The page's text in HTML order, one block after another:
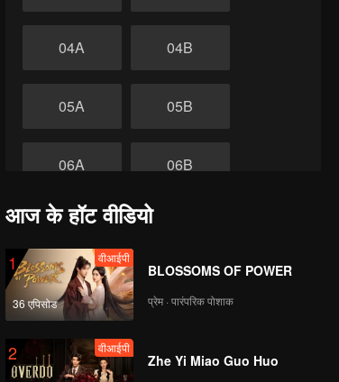
04A 04B
05A 05B
06A 06B
07A
08A 08B
समाप्त
आज के हॉट वीडियो
1
36 एपिसोड
वीआईपी
BLOSSOMS OF POWER
प्रेम · पारंपरिक पोशाक
2 वीआईपी
Zhe Yi Miao Guo Huo